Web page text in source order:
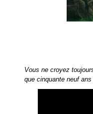
Vous ne croyez
que cinquante neuf ans